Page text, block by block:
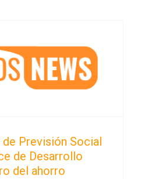
Previsión Social
de Desarrollo
del ahorro